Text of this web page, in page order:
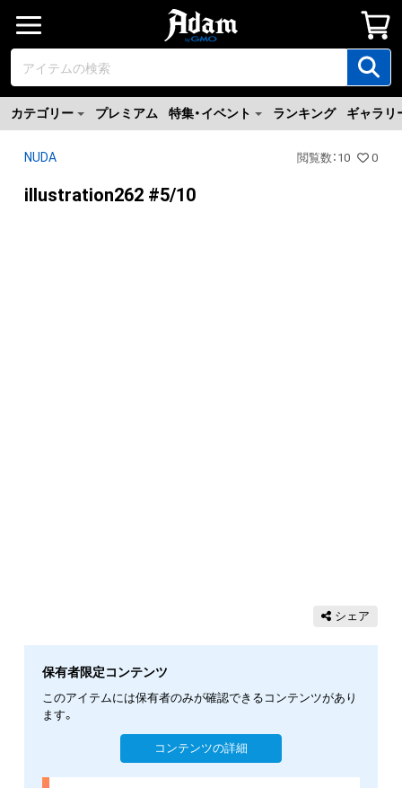
カテゴリー プレミアム 特集・イベント ランキング ギャラリ
NUDA 閲覧数 ： 10 0
illustration262 #5/10
シェア
保有者限定コンテンツ
このアイテムには保有者のみが確認できるコンテンツがあり
ます。
コンテンツの詳細